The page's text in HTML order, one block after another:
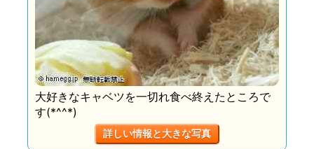
大好きなキャベツを一切れ食べ終えたところで
す(*^^*)
詳しい情報と大きな写真